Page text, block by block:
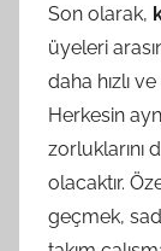
Son olarak,
üyeleri
daha hızlı
Herkesin
zorluklarını
olacaktır.
geçmek,